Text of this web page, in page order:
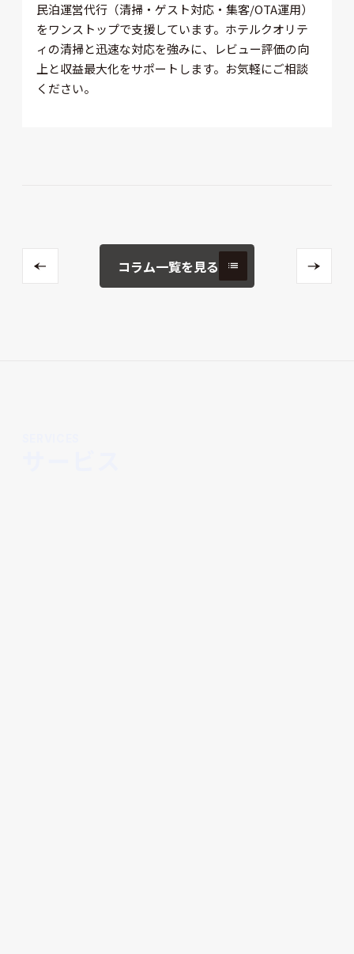
民泊運営代行（清掃・ゲスト対応・集客/OTA運用）
をワンストップで支援しています。ホテルクオリテ
ィの清掃と迅速な対応を強みに、レビュー評価の向
上と収益最大化をサポートします。お気軽にご相談
ください。
コラム一覧を見る